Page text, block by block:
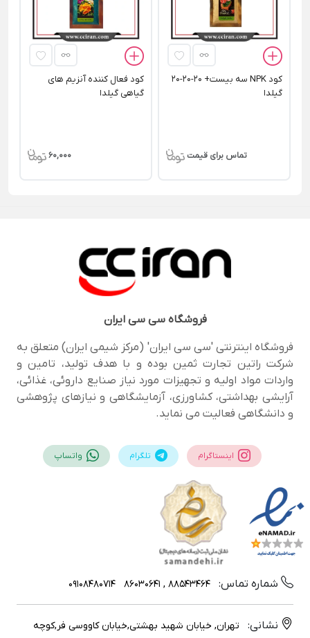
کود NPK سه بیست+ 20-20-20
گیلدا
تماس برای قیمت
کود فعال کننده آنزیم های
گیاهی گیلدا
60,000
فروشگاهسی سی ایران
فروشگاه اینترنتی 'سی سی ایران' (مرکز شیمی ایران) متعلق به
شرکت راتین تجارت ثمین بوده و با هدف تولید، تامین و
واردات مواد اولیه و تجهیزات مورد نیاز صنایع داروئی، غذائی،
آرایشی بهداشتی، کشاورزی، آزمایشگاهی و نیازهای پژوهشی
و دانشگاهی فعالیت می نماید.
اینستاگرام تلگرام واتساپ
شماره تماس: 88543464 , 86030641
09108480714
نشانی:
تهران, خیابان شهید بهشتی,خیابان کاووسی فر,کوچه